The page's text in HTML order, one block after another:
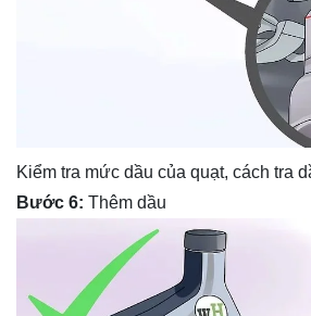
Kiểm tra mức dầu của quạt, cách tra
Bước 6: Thêm dầu